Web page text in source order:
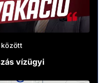
között
vízügyi